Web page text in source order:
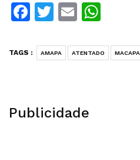
Facebook
Twitter
Email
TAGS : AMAPA ATENTADO MACAPA
Publicidade